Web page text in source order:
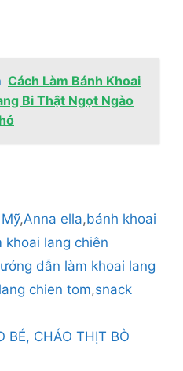
Cách Làm Bánh Khoai
Bi Thật Ngọt Ngào
,Anna ella,bánh khoai
khoai lang chiên
dẫn làm khoai lang
chien tom,snack
BÉ, CHÁO THỊT BÒ